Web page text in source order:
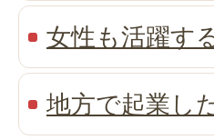
女性も活躍す
地方で起業し